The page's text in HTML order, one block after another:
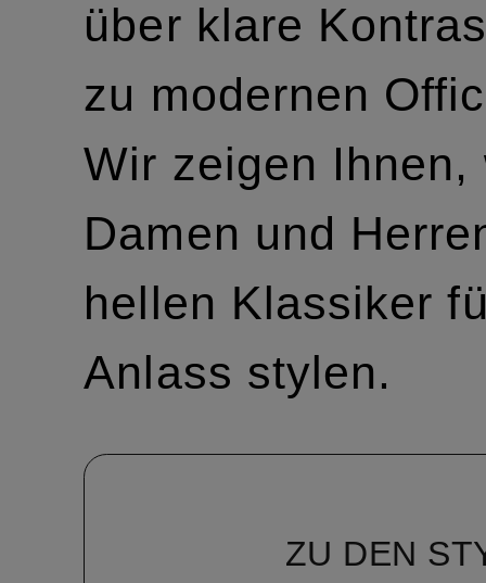
über klare
zu modernen
Wir zeigen Ihnen,
Damen und
hellen Klassiker
Anlass stylen.
ZU DEN